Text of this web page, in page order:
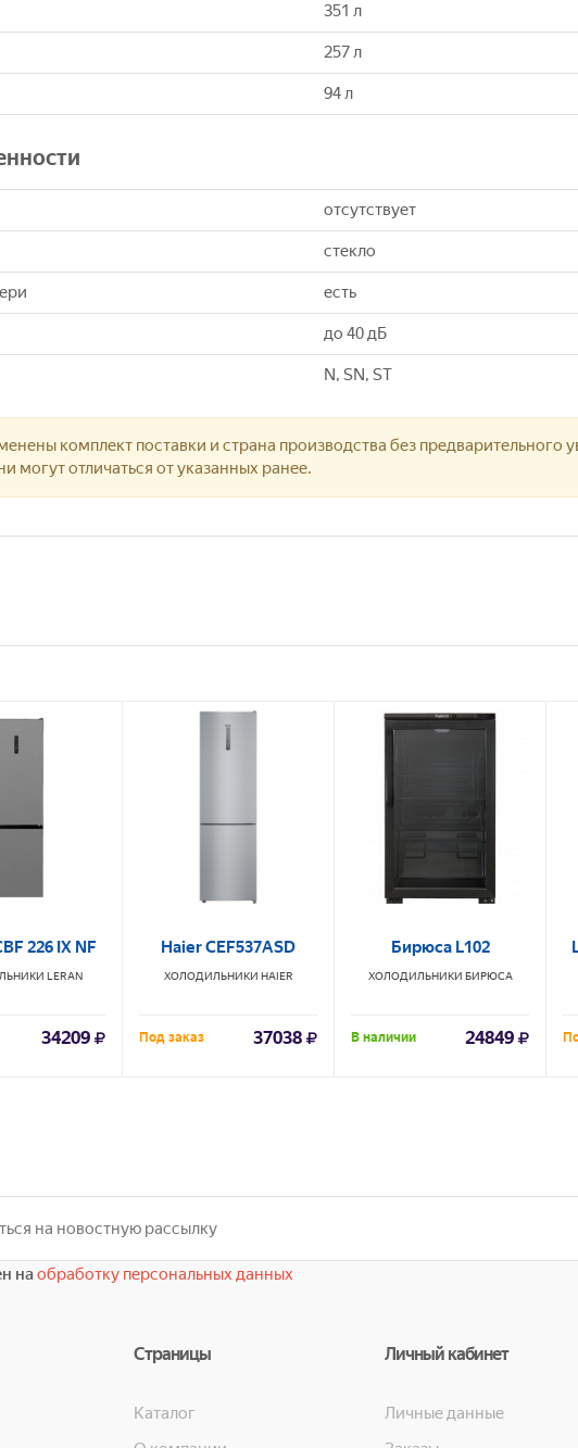
351 л
257 л
94 л
отсутствует
стекло
есть
до 40 дБ
N, SN, ST
комплект поставки и страна производства без предварительного
могут отличаться от указанных ранее.
226 IX NF
LERAN
34209
Haier CEF537ASD
ХОЛОДИЛЬНИКИ HAIER
Под заказ 37038
Бирюса L102
ХОЛОДИЛЬНИКИ БИРЮСА
В наличии 24849
наобработку персональных данных
Страницы
Каталог
Личный кабинет
Личные данные